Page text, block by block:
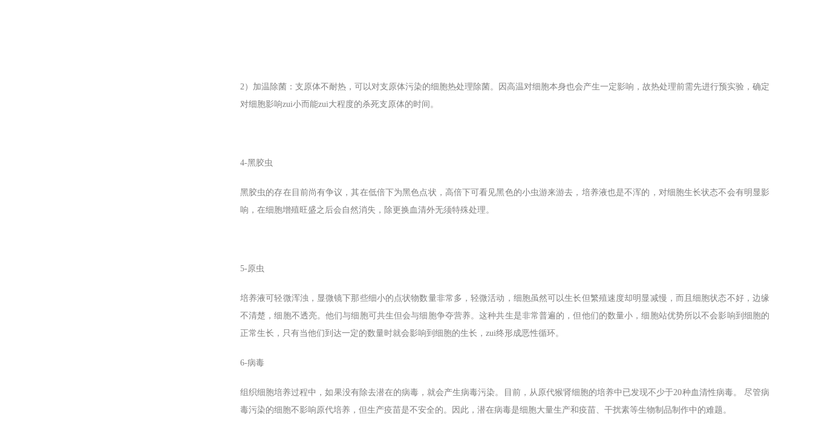
2）加温除菌：支原体不耐热，可以对支原体污染的细胞热处理除菌。因高温对细胞本身也会产生一定影响，故热处理前需先进行预实验，确定
对细胞影响zui小而能zui大程度的杀死支原体的时间。
4-黑胶虫
黑胶虫的存在目前尚有争议，其在低倍下为黑色点状，高倍下可看见黑色的小虫游来游去，培养液也是不浑的，对细胞生长状态不会有明显影
响，在细胞增殖旺盛之后会自然消失，除更换血清外无须特殊处理。
5-原虫
培养液可轻微浑浊，显微镜下那些细小的点状物数量非常多，轻微活动，细胞虽然可以生长但繁殖速度却明显减慢，而且细胞状态不好，边缘
不清楚，细胞不透亮。他们与细胞可共生但会与细胞争夺营养。这种共生是非常普遍的，但他们的数量小，细胞站优势所以不会影响到细胞的
正常生长，只有当他们到达一定的数量时就会影响到细胞的生长，zui终形成恶性循环。
6-病毒
组织细胞培养过程中，如果没有除去潜在的病毒，就会产生病毒污染。目前，从原代猴肾细胞的培养中已发现不少于20种血清性病毒。 尽管病
毒污染的细胞不影响原代培养，但生产疫苗是不安全的。因此，潜在病毒是细胞大量生产和疫苗、干扰素等生物制品制作中的难题。